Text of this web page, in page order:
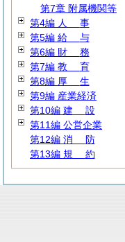
第7章 附属機関等
第4編 人 事
第5編 給 与
第6編 財 務
第7編 教 育
第8編 厚 生
第9編 産業経済
第10編 建 設
第11編 公営企業
第12編 消 防
第13編 規 約